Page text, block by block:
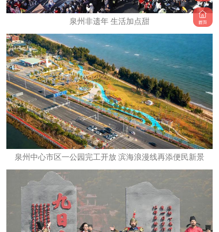
泉州非遗年 生活加点甜
泉州中心市区一公园完工开放 滨海浪漫线再添便民新景